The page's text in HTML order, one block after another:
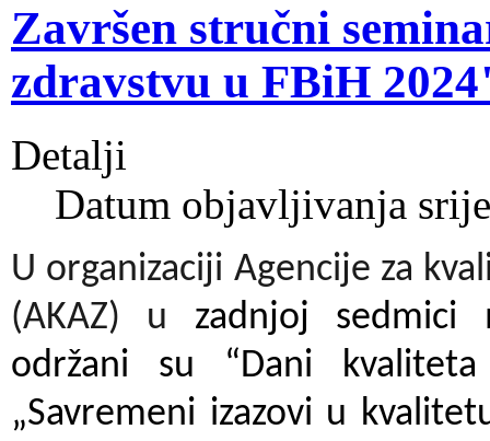
Završen stručni
zdravstvu u FBiH
Detalji
Datum objavljivanja
U organizaciji Agencije za
(AKAZ) u zadnjoj sedmici
održani su “Dani
„Savremeni izazovi u